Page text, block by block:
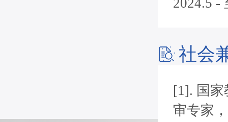
2024.5
社会
[1]. 国
审专家